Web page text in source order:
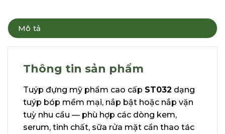
Mô tả
Thông tin sản phẩm
Tuýp đựng mỹ phẩm cao cấp ST032 dạng
tuýp bóp mềm mại, nắp bật hoặc nắp vặn
tuỳ nhu cầu — phù hợp các dòng kem,
serum, tinh chất, sữa rửa mặt cần thao tác